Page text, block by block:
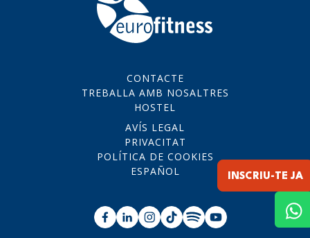
INSCRIU-TE JA
CONTACTE
TREBALLA AMB NOSALTRES
HOSTEL
AVÍS LEGAL
PRIVACITAT
POLÍTICA DE COOKIES
ESPAÑOL